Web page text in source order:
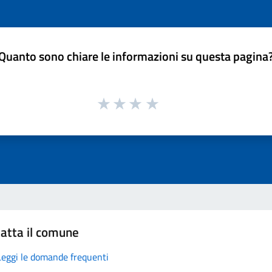
sono chiare le informazioni su questa
il comune
le domande frequenti